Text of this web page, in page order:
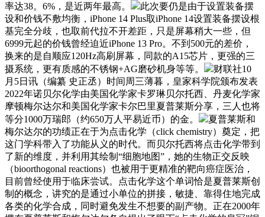
率达38。6%，是近两年最高。
此次要仍是由于设置装备摆
设和价钱不敷均衡，iPhone 14 Plus取iPhone 14设置装备摆设根
基完全分歧，也取前代拉不开差距，只是屏幕稍大一些，但
6999元起的价钱曾经迫近iPhone 13 Pro。不到500元的差价，
换来的是自顺应120Hz高刷屏幕，同款的A15芯片，更强的三
摄系统，更有质感的不锈钢+AG磨砂机身等等。
财联社10
月5日讯（编纂 史正丞）时间周三薄暮，皇家科学院颁布发表
2022年诺贝尔化学由美国化学家卡罗琳贝尔托西、丹麦化学家
摩顿梅尔达尔和美国化学家卡尔巴里夏普莱斯分享，三人也将
等分1000万瑞郎（约650万人平易近币）的金。
夏普莱斯和
梅尔达尔的功绩正在于为点击化学（click chemistry）奠定，把
这门学科带入了功能从义的时代。而贝尔托西将点击化学带到
了新的维度，并利用其绘制“细胞地图”，她的生物正交反映
（bioorthogonal reactions）也被用于更精准的靶向癌症医治，
目前曾经使用于临床尝试。点击化学这个单词恰是夏普莱斯创
制的概念，讲究的是通过小单位的拼接，敏捷、靠得住地完成
各类的化学合成，同时避免发生不想要的副产物。正在2000年